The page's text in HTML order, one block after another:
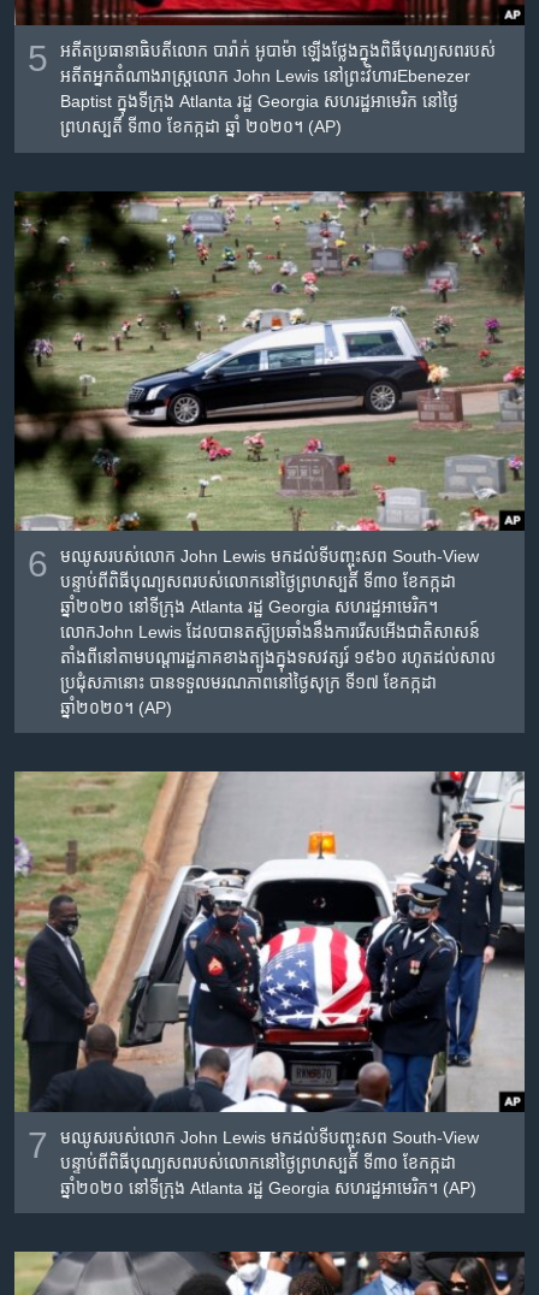
5
អតីត​ប្រធានាធិបតី​លោក បារ៉ាក់ អូបាម៉ា ឡើង​ថ្លែង​ក្នុង​ពិធី​បុណ្យសព​របស់​
អតីត​អ្នកតំណាងរាស្ត្រ​លោក John Lewis នៅ​ព្រះវិហារEbenezer
Baptist ក្នុង​ទីក្រុង Atlanta រដ្ឋ Georgia សហរដ្ឋ​អាមេរិក នៅ​ថ្ងៃ
ព្រហស្បតិ៍ ទី៣០ ខែកក្កដា ឆ្នាំ ២០២០។ (AP)
6
មឈូស​របស់​លោក John Lewis មក​ដល់​ទីបញ្ចុះសព South-View
បន្ទាប់ពី​ពិធី​បុណ្យសព​របស់​លោក​នៅ​ថ្ងៃព្រហស្បតិ៍ ទី៣០ ខែកក្កដា
ឆ្នាំ២០២០ នៅ​ទីក្រុង Atlanta រដ្ឋ Georgia សហរដ្ឋ​អាមេរិក។
លោកJohn Lewis ដែល​បាន​តស៊ូប្រឆាំង​នឹង​ការរើសអើង​ជាតិសាសន៍​
តាំងពី​នៅ​តាម​បណ្តា​​រដ្ឋ​ភាគខាងត្បូង​ក្នុង​ទសវត្សរ៍ ១៩៦០ រហូត​ដល់​សាល
ប្រជុំសភា​នោះ បាន​ទទួល​មរណភាព​នៅ​ថ្ងៃសុក្រ ទី១៧ ខែកក្កដា
ឆ្នាំ២០២០។ (AP)
7
មឈូស​របស់​លោក John Lewis មក​ដល់​ទីបញ្ចុះសព South-View
បន្ទាប់ពី​ពិធី​បុណ្យសព​របស់​លោក​នៅ​ថ្ងៃព្រហស្បតិ៍ ទី៣០ ខែកក្កដា
ឆ្នាំ២០២០ នៅ​ទីក្រុង Atlanta រដ្ឋ Georgia សហរដ្ឋ​អាមេរិក។ (AP)